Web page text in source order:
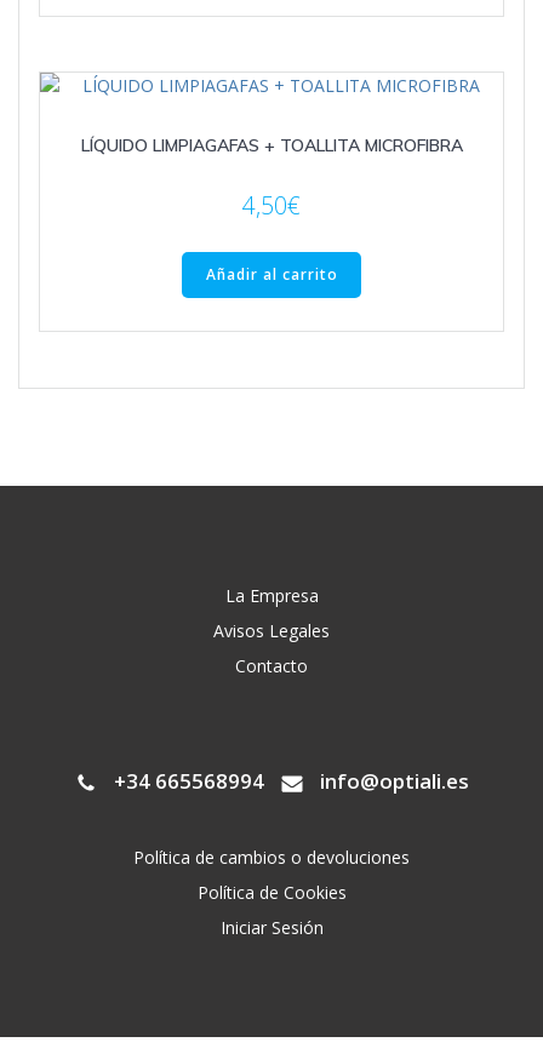
múltiples
Las
opciones
pueden
LÍQUIDO LIMPIAGAFAS + TOALLITA MICROFIBRA
4,50€
Añadir al carrito
La Empresa
Avisos Legales
Contacto
+34 665568994 info@optiali.es
Política de cambios o devoluciones
Política de Cookies
Iniciar Sesión